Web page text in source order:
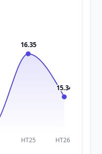
HT25 HT26
16.35
15.34